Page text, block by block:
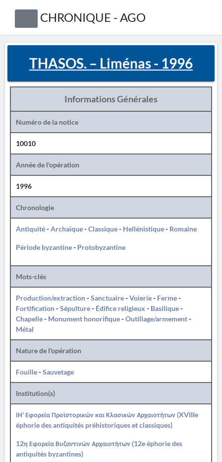
CHRONIQUE - AGO
THASOS. – Liménas - 1996
Informations Générales
Numéro de la notice
10010
Année de l'opération
1996
Chronologie
Antiquité-Archaïque-Classique- Hellénistique- Romaine
Période byzantine- Protobyzantine
Mots-clés
Production/extraction-Sanctuaire-Voierie- Ferme-
Fortification-Sépulture- Édifice religieux - Basilique-
Chapelle- Monument honorifique-Outillage/armement-
Métal
Nature de l'opération
Fouille-Sauvetage
Institution(s)
ΙΗ' Εφορεία Προϊστορικών και Κλασικών Αρχαιοτήτων (XVIIIe
éphorie des antiquités préhistoriques et classiques)
12η Εφορεία Βυζαντινών Αρχαιοτήτων (12e éphorie des
antiquités byzantines)